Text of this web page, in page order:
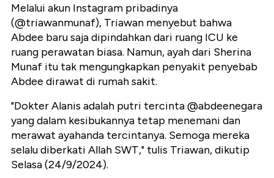
Melalui akun Instagram pribadinya
(@triawanmunaf), Triawan menyebut bahwa
Abdee baru saja dipindahkan dari ruang ICU ke
ruang perawatan biasa. Namun, ayah dari Sherina
Munaf itu tak mengungkapkan penyakit penyebab
Abdee dirawat di rumah sakit.
"Dokter Alanis adalah putri tercinta@abdeenegara
yang dalam kesibukannya tetap menemani dan
merawat ayahanda tercintanya. Semoga mereka
selalu diberkati Allah SWT," tulis Triawan, dikutip
Selasa (24/9/2024).